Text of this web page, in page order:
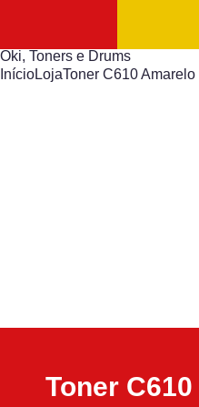
Oki, Toners e Drums
InícioLojaToner C610 Amarelo
Toner